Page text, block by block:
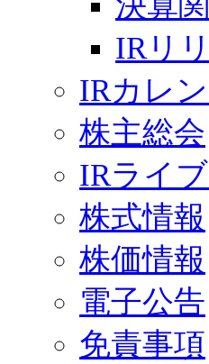
IRリ
IRカレ
株主総会
IRライ
株式情報
株価情報
電子公告
免責事項